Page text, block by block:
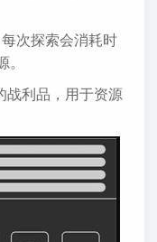
次探索会消耗时
战利品，用于资源